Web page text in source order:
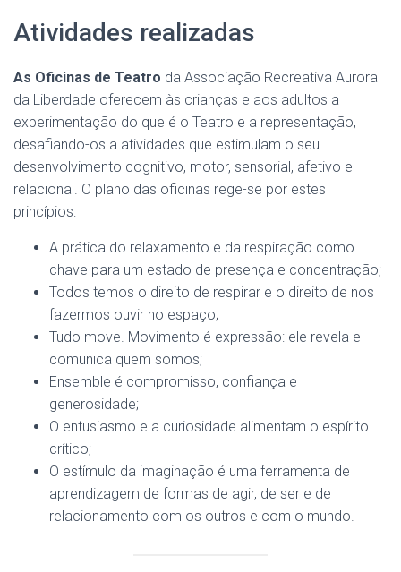
Atividades realizadas
As Oficinas de Teatro da Associação Recreativa Aurora
da Liberdade oferecem às crianças e aos adultos a
experimentação do que é o Teatro e a representação,
desafiando-os a atividades que estimulam o seu
desenvolvimento cognitivo, motor, sensorial, afetivo e
relacional. O plano das oficinas rege-se por estes
princípios:
A prática do relaxamento e da respiração como
chave para um estado de presença e concentração;
Todos temos o direito de respirar e o direito de nos
fazermos ouvir no espaço;
Tudo move. Movimento é expressão: ele revela e
comunica quem somos;
Ensemble é compromisso, confiança e
generosidade;
O entusiasmo e a curiosidade alimentam o espírito
crítico;
O estímulo da imaginação é uma ferramenta de
aprendizagem de formas de agir, de ser e de
relacionamento com os outros e com o mundo.